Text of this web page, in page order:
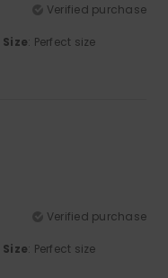
Verified purchase
Size: Perfect size
Verified purchase
Size: Perfect size